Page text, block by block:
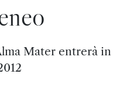
Mater entrerà in